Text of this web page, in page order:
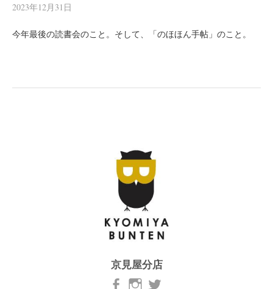
2023年12月31日
今年最後の読書会のこと。そして、「のほほん手帖」のこと。
京見屋分店